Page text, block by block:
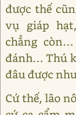
được thế
vụ giáp
chẳng
đánh… Thú
đâu được
Cứ thế, lão